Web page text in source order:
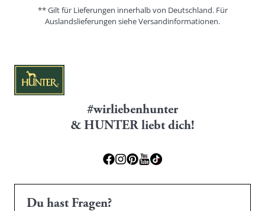
** Gilt für Lieferungen innerhalb von Deutschland. Für
Auslandslieferungen sieheVersandinformationen.
#wirliebenhunter
& HUNTER liebt dich!
Du hast Fragen?